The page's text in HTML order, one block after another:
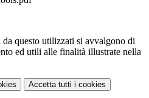
questo utilizzati si avvalgono di
ed utili alle finalità illustrate nella
Accetta tutti i cookies